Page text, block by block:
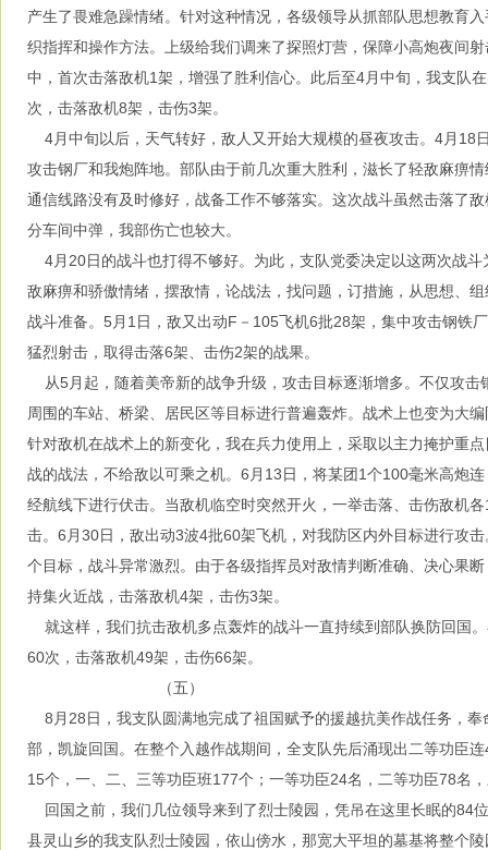
产生了畏难急躁情绪。针对这种情况，各级领导从抓部队思想教育
织指挥和操作方法。上级给我们调来了探照灯营，保障小高炮夜间
中，首次击落敌机1架，增强了胜利信心。此后至4月中旬，我支队
次，击落敌机8架，击伤3架。
4月中旬以后，天气转好，敌人又开始大规模的昼夜攻击。4月18
攻击钢厂和我炮阵地。部队由于前几次重大胜利，滋长了轻敌麻痹
通信线路没有及时修好，战备工作不够落实。这次战斗虽然击落了
分车间中弹，我部伤亡也较大。
4月20日的战斗也打得不够好。为此，支队党委决定以这两次战斗
敌麻痹和骄傲情绪，摆敌情，论战法，找问题，订措施，从思想、
战斗准备。5月1日，敌又出动F－105飞机6批28架，集中攻击钢铁
猛烈射击，取得击落6架、击伤2架的战果。
从5月起，随着美帝新的战争升级，攻击目标逐渐增多。不仅攻击
周围的车站、桥梁、居民区等目标进行普遍轰炸。战术上也变为大
针对敌机在战术上的新变化，我在兵力使用上，采取以主力掩护重
战的战法，不给敌以可乘之机。6月13日，将某团1个100毫米高炮
经航线下进行伏击。当敌机临空时突然开火，一举击落、击伤敌机
击。6月30日，敌出动3波4批60架飞机，对我防区内外目标进行攻
个目标，战斗异常激烈。由于各级指挥员对敌情判断准确、决心果
持集火近战，击落敌机4架，击伤3架。
就这样，我们抗击敌机多点轰炸的战斗一直持续到部队换防回国
60次，击落敌机49架，击伤66架。
（五）
8月28日，我支队圆满地完成了祖国赋予的援越抗美作战任务，奉
部，凯旋回国。在整个入越作战期间，全支队先后涌现出二等功臣
15个，一、二、三等功臣班177个；一等功臣24名，二等功臣78名
回国之前，我们几位领导来到了烈士陵园，凭吊在这里长眠的84
县灵山乡的我支队烈士陵园，依山傍水，那宽大平坦的墓基将整个